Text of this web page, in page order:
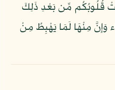
كَذَلِكَ يُحْيِي اللّهُ الْمَوْتَى وَيُرِيكُمْ آيَاتِهِ لَعَلَّكُمْ تَعْقِلُونَ (73) ثُمَّ قَسَتْ قُلُوبُكُم مِّن بَعْدِ ذَلِكَ
وَإِنَّ مِنْهَا لَمَا يَهْبِطُ مِنْ